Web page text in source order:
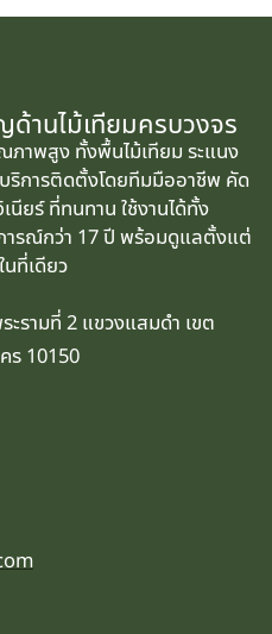
ด้านไม้เทียมครบวงจร
าพสูง ทั้งพื้นไม้เทียม ระแนง
ริการติดตั้งโดยทีมมืออาชีพ คัด
นียร์ ที่ทนทาน ใช้งานได้ทั้ง
ารณ์กว่า 17 ปี พร้อมดูแลตั้งแต่
ที่เดียว
รามที่ 2 แขวงแสมดำ เขต
ร 10150